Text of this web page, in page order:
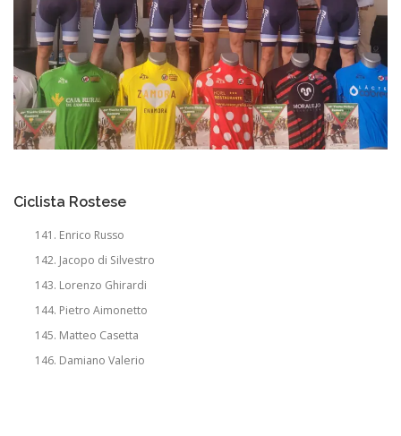
Ciclista Rostese
Enrico Russo
Jacopo di Silvestro
Lorenzo Ghirardi
Pietro Aimonetto
Matteo Casetta
Damiano Valerio